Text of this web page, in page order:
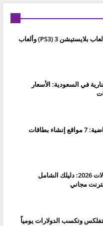
أفضل 5 مواقع تحميل ألعاب بلايستيشن 3 (PS3) وألعاب
في السعودية: الأسعار
أرخص بطاقة فيزا افتراضية: 7 مواقع إنشاء بطاقات
أكواد هدايا ورصيد اتصالات 2026: دليلك الشامل
مجاني
وتكسب الدولارات يومياً